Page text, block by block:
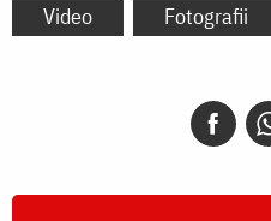
Video Fotografii